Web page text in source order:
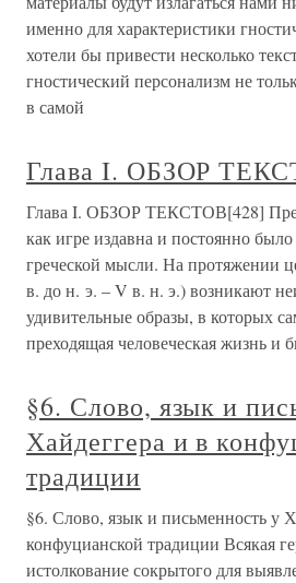
именно для характеристики
хотели бы привести несколько
гностический персонализм не
в самой
Глава I. ОБЗОР
Глава I. ОБЗОР ТЕКСТОВ[428]
как игре издавна и постоянно
греческой мысли. На протяжении
в. до н. э. – V в. н. э.) возникают
удивительные образы, в которых
преходящая человеческая жизнь и
§6. Слово, язык и
Хайдеггера и в
традиции
§6. Слово, язык и письменность у
конфуцианской традиции Всякая
истолкование сокрытого для